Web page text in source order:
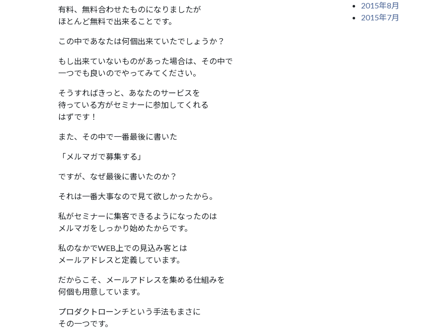
有料、無料合わせたものになりましたが
ほとんど無料で出来ることです。
この中であなたは何個出来ていたでしょうか？
もし出来ていないものがあった場合は、その中で
一つでも良いのでやってみてください。
そうすればきっと、あなたのサービスを
待っている方がセミナーに参加してくれる
はずです！
また、その中で一番最後に書いた
「メルマガで募集する」
ですが、なぜ最後に書いたのか？
それは一番大事なので見て欲しかったから。
私がセミナーに集客できるようになったのは
メルマガをしっかり始めたからです。
私のなかでWEB上での見込み客とは
メールアドレスと定義しています。
だからこそ、メールアドレスを集める仕組みを
何個も用意しています。
プロダクトローンチという手法もまさに
その一つです。
2015年8月
2015年7月